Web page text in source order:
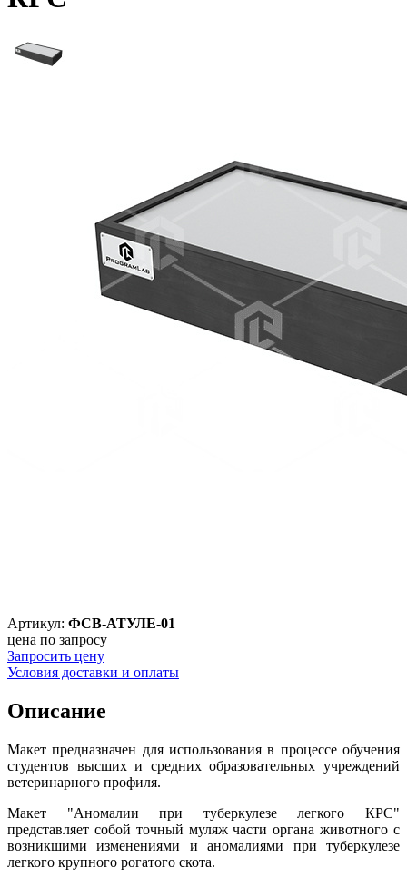
Артикул: ФСВ-АТУЛЕ-01
цена по запросу
Запросить цену
Условия доставки и оплаты
Описание
Макет предназначен для использования в процессе обучения
студентов высших и средних образовательных учреждений
ветеринарного профиля.
Макет "Аномалии при туберкулезе легкого КРС"
представляет собой точный муляж части органа животного с
возникшими изменениями и аномалиями при туберкулезе
легкого крупного рогатого скота.